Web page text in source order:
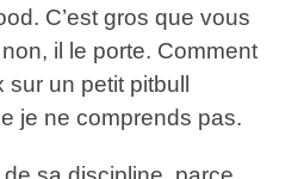
C’est gros que vous
il le porte. Comment
un petit pitbull
je ne comprends pas.